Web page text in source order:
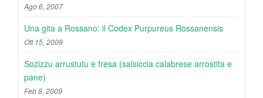
Ago 6, 2007
Una gita a Rossano: il Codex Purpureus Rossanensis
Ott 15, 2009
Sozizzu arrustutu e fresa (salsiccia calabrese arrostita e
pane)
Feb 8, 2009